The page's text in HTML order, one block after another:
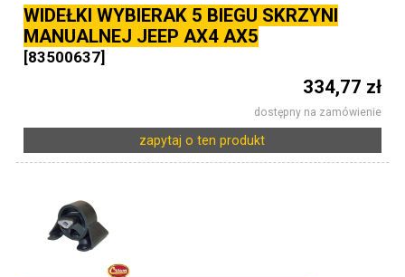
WIDEŁKI WYBIERAK 5 BIEGU SKRZYNI
MANUALNEJ JEEP AX4 AX5
[83500637]
334,77 zł
dostępny na zamówienie
zapytaj o ten produkt